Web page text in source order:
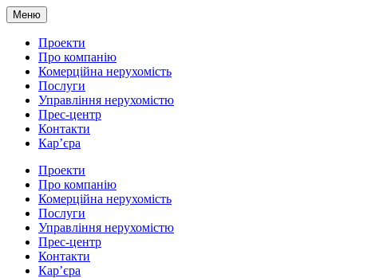
Меню
Проекти
Про компанію
Комерційна нерухомість
Послуги
Управління нерухомістю
Прес-центр
Контакти
Кар’єра
Проекти
Про компанію
Комерційна нерухомість
Послуги
Управління нерухомістю
Прес-центр
Контакти
Кар’єра